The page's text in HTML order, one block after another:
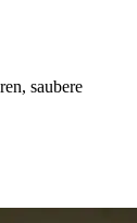
saubere